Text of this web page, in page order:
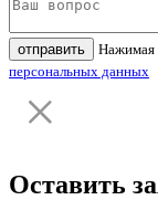
отправить Нажимая
персональных данных
Оставить